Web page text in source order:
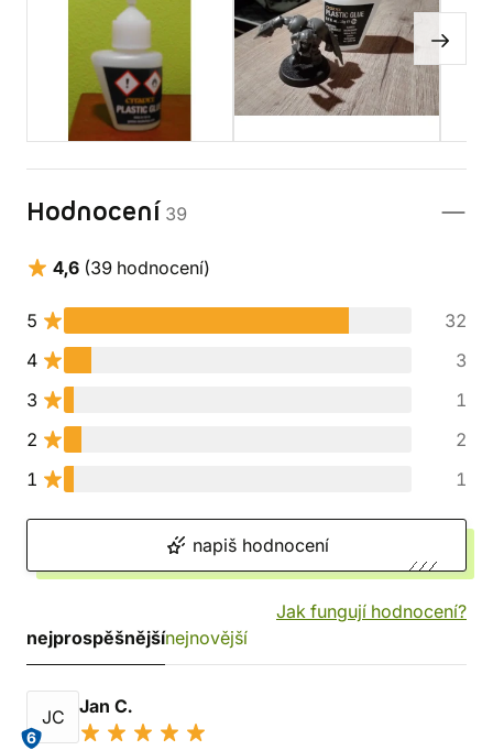
Hodnocení 39
4,6 (39 hodnocení)
5
32
4
3
3
1
2
2
1
1
napiš hodnocení
Jak fungují hodnocení?
nejprospěšnějšínejnovější
JC
6
Jan C.